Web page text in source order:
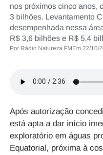
nos próximos cinco anos,
3 bilhões. Levantamento
desempenhada nessa
R$ 3,6 bilhões e R$ 5,4
Por Rádio Natureza FMEm 22/10/
Após autorização
está apta a dar início
exploratório em águas
Equatorial, próxima à